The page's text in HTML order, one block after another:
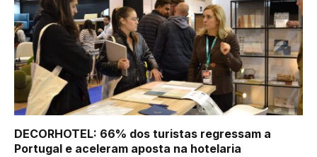
DECORHOTEL: 66% dos turistas regressam a
Portugal e aceleram aposta na hotelaria